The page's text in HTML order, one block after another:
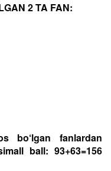
2 TA FAN:
bo‘lgan fanlardan
ball: 93+63=156